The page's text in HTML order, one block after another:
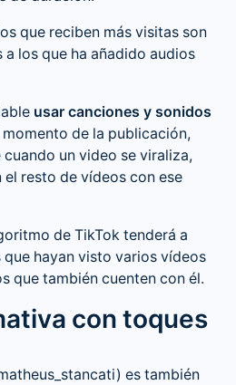
que reciben más visitas son
los que ha añadido audios
usar canciones y sonidos
momento de la publicación,
un video se viraliza,
resto de vídeos con ese
de TikTok tenderá a
hayan visto varios vídeos
que también cuenten con él.
con toques
es también